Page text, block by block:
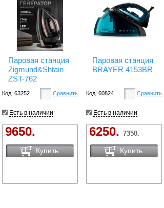
Паровая станция
Zigmund&Shtain
ZST-762
Код: 63252 Сравнить
Есть в наличии
9650.
Купить
Паровая станция
BRAYER 4153BR
Код: 60824 Сравнить
Есть в наличии
6250. 7350.
Купить